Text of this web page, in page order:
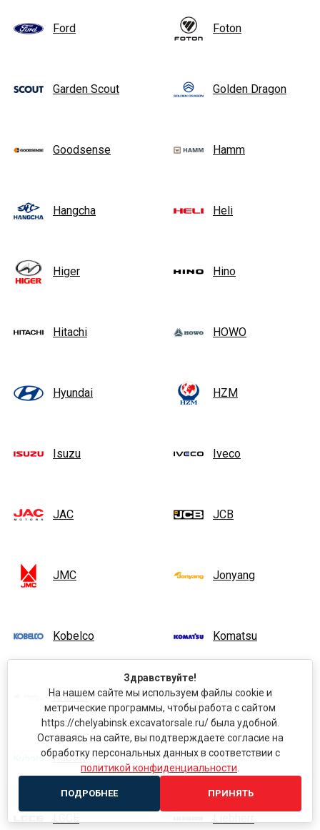
Ford Foton
Garden Scout Golden Dragon
Goodsense Hamm
Hangcha Heli
Higer Hino
Hitachi HOWO
Hyundai HZM
Isuzu Iveco
JAC JCB
JMC Jonyang
Kobelco Komatsu
Kramer Krupp
Kubota KYC
Здравствуйте!
На нашем сайте мы используем файлы cookie и
метрические программы, чтобы работа с сайтом
https://chelyabinsk.excavatorsale.ru/ была удобной.
Оставаясь на сайте, вы подтверждаете согласие на
обработку персональных данных в соответствии с
политикой конфиденциальности
ПОДРОБНЕЕ ПРИНЯТЬ